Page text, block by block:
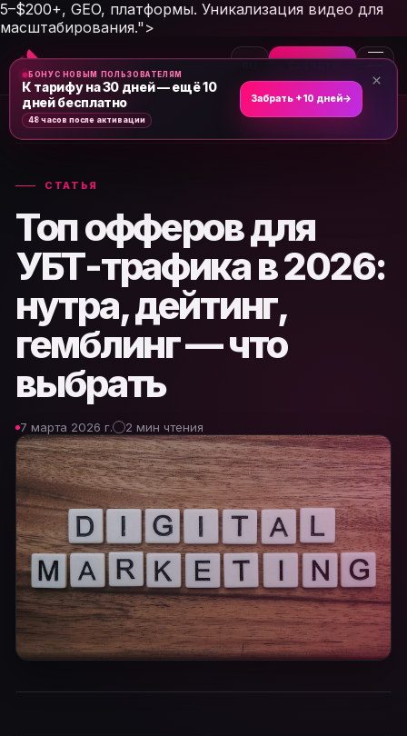
5–$200+, GEO, платформы. Уникализация видео для
масштабирования.">
Главная›Новости и статьи
СТАТЬЯ
Топ офферов для
УБТ-трафика в 2026:
нутра, дейтинг,
гемблинг — что
выбрать
7 марта 2026 г. 2 мин чтения
БОНУС НОВЫМ ПОЛЬЗОВАТЕЛЯМ
К тарифу на 30 дней — ещё 10
дней бесплатно
48 часов после активации
Забрать +10 дней→
×